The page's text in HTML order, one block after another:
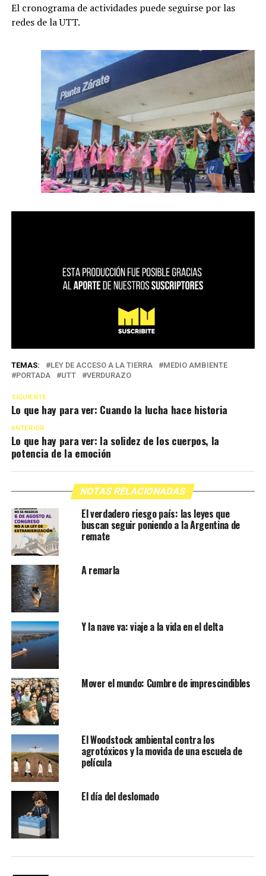
El cronograma de actividades puede seguirse por las
redes de la UTT.
TEMAS: LEY DE ACCESO A LA TIERRA
MEDIO AMBIENTE
PORTADA
UTT VERDURAZO
SIGUIENTE
Lo que hay para ver: Cuando la lucha hace historia
ANTERIOR
Lo que hay para ver: la solidez de los cuerpos, la
potencia de la emoción
NOTAS RELACIONADAS
El verdadero riesgo país: las leyes que
buscan seguir poniendo a la Argentina de
remate
A remarla
Y la nave va: viaje a la vida en el delta
Mover el mundo: Cumbre de imprescindibles
El Woodstock ambiental contra los
agrotóxicos y la movida de una escuela de
película
El día del deslomado